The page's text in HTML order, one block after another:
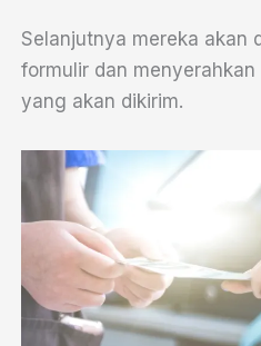
Selanjutnya mereka akan
formulir dan
yang akan dikirim.